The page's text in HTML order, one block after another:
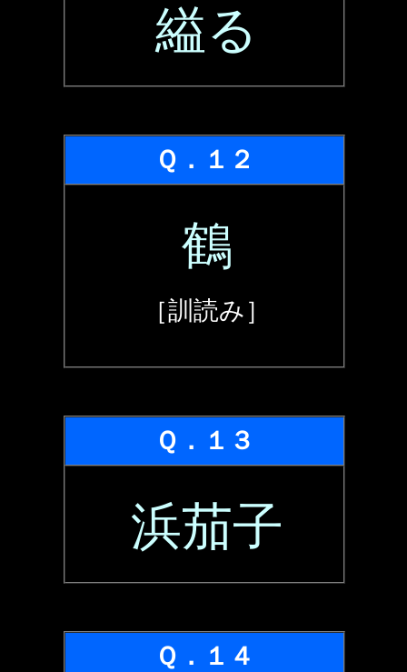
縊る
Ｑ．１２
鶴
［訓読み］
Ｑ．１３
浜茄子
Ｑ．１４